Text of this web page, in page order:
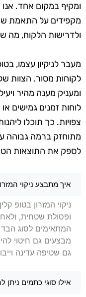
ומקיף במקום אחד. אנו
מקפידים על התאמת
ולדרישות הלקוח, מה
מעבר לניקיון עצמו,
לקוחות מסור. הצוות
ומעניק מענה מהיר
לוחות זמנים גמישים
צפויות. כך תוכלו
מתוחזק ברמה גבוהה
לספק את התוצאות
שאלות בנושא
איך מתבצע ניקוי
ניקוי המזרון בטופ
ופסולת שטחית,
המתאימים לסוג
מבצעים גם חיטוי
גם שטיפה עדינה
אילו סוגי כתמים ניתן